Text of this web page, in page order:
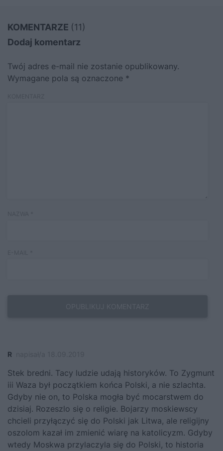
KOMENTARZE (11)
Dodaj komentarz
Twój adres e-mail nie zostanie opublikowany.
Wymagane pola są oznaczone *
R
Stek bredni. Tacy ludzie udają historyków. To Zygmunt
iii Waza był początkiem końca Polski, a nie szlachta.
Gdyby nie on, to Polska mogła być mocarstwem do
dzisiaj. Rozeszlo się o religie. Bojarzy moskiewscy
chcieli przyłączyć się do Polski jak Litwa, ale religijny
oszolom kazał im zmienić wiarę na katolicyzm. Gdyby
wtedy Moskwa przylaczyla się do Polski, to historia